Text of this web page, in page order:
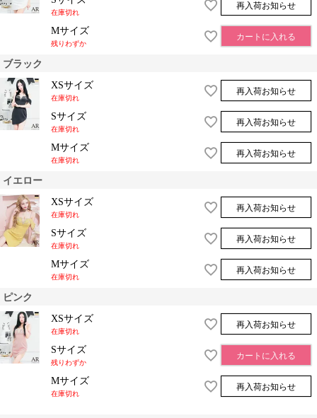
在庫切れ
再入荷お知らせ
Mサイズ
残りわずか
カートに入れる
ブラック
XSサイズ
在庫切れ
再入荷お知らせ
Sサイズ
在庫切れ
再入荷お知らせ
Mサイズ
在庫切れ
再入荷お知らせ
イエロー
XSサイズ
在庫切れ
再入荷お知らせ
Sサイズ
在庫切れ
再入荷お知らせ
Mサイズ
在庫切れ
再入荷お知らせ
ピンク
XSサイズ
在庫切れ
再入荷お知らせ
Sサイズ
残りわずか
カートに入れる
Mサイズ
在庫切れ
再入荷お知らせ